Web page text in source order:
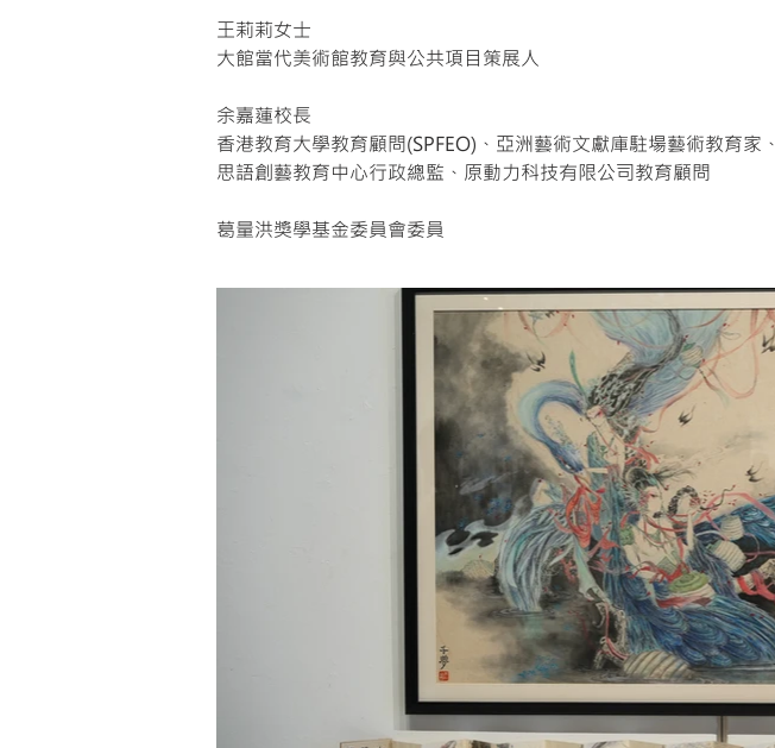
王莉莉女士
大館當代美術館教育與公共項目策展人
余嘉蓮校長
香港教育大學教育顧問(SPFEO)、亞洲藝術文獻庫駐場藝術教育家、
思語創藝教育中心行政總監、原動力科技有限公司教育顧問
葛量洪獎學基金委員會委員